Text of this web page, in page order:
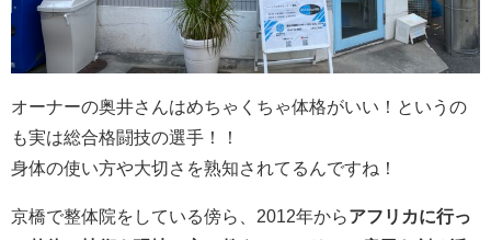
オーナーの奥井さんはめちゃくちゃ体格がいい！というの
も実は総合格闘技の選手！！
身体の使い方や大切さを熟知されてるんですね！
京橋で整体院をしている傍ら、2012年からアフリカに行っ